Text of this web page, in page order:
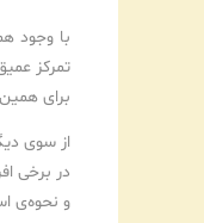
با وجود
تمرکز
برای همین در
از سوی
در برخی
و نحوه‌ی